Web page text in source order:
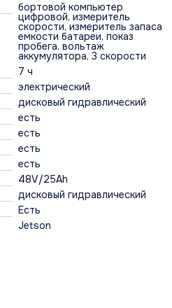
бортовой компьютер
цифровой, измеритель
скорости, измеритель запаса
емкости батареи, показ
пробега, вольтаж
аккумулятора, 3 скорости
7 ч
электрический
дисковый гидравлический
есть
есть
есть
есть
48V/25Ah
дисковый гидравлический
Есть
Jetson